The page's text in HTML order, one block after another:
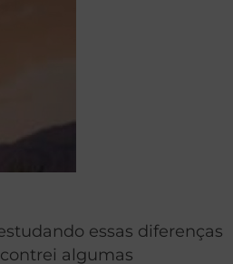
essas diferenças
algumas